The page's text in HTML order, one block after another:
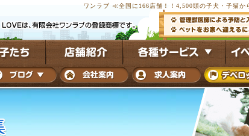
ワンラブ ≪全国に166店舗！！4,500頭の子犬・子猫